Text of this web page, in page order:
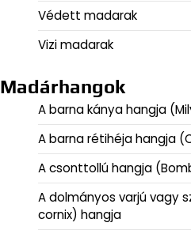
Védett madarak
Vizi madarak
Madárhangok
A barna kánya hangja
A barna rétihéja hangja
A csonttollú hangja
A dolmányos varjú vagy
cornix) hangja